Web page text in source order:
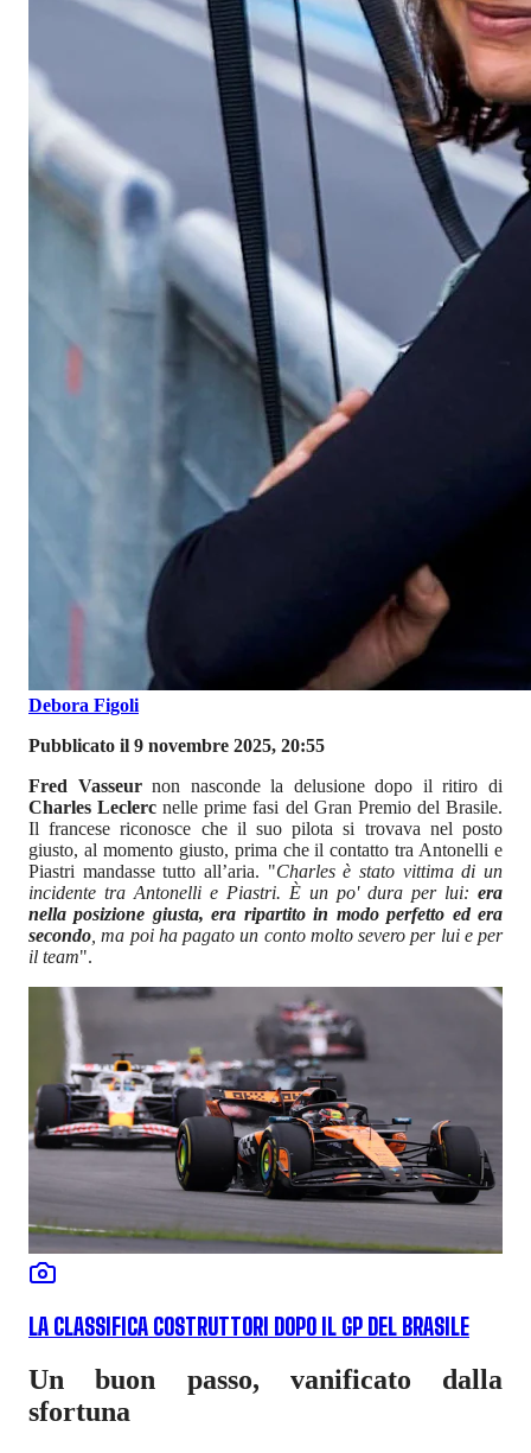
Debora Figoli
Pubblicato il 9 novembre 2025, 20:55
Fred Vasseurnon nasconde la delusione dopo il ritiro di
Charles Leclerc nelle prime fasi del Gran Premio del Brasile.
Il francese riconosce che il suo pilota si trovava nel posto
giusto, al momento giusto, prima che il contatto tra Antonelli e
Piastri mandasse tutto all’aria. "Charles è stato vittima di un
incidente tra Antonelli e Piastri. È un po' dura per lui: era
nella posizione giusta, era ripartito in modo perfetto ed era
secondo , ma poi ha pagato un conto molto severo per lui e per
il team".
LA CLASSIFICA COSTRUTTORI DOPO IL GP DEL BRASILE
Un buon passo, vanificato dalla
sfortuna